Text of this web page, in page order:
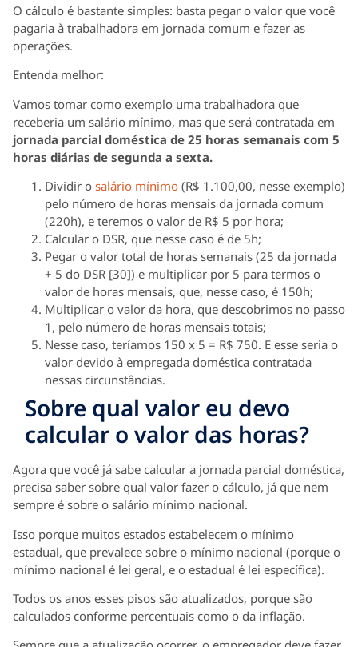
O cálculo é bastante simples: basta pegar o valor que você
pagaria à trabalhadora em jornada comum e fazer as
operações.
Entenda melhor:
Vamos tomar como exemplo uma trabalhadora que
receberia um salário mínimo, mas que será contratada em
jornada parcial doméstica de 25 horas semanais com 5
horas diárias de segunda a sexta.
Dividir o salário mínimo (R$ 1.100,00, nesse exemplo)
pelo número de horas mensais da jornada comum
(220h), e teremos o valor de R$ 5 por hora;
Calcular o DSR, que nesse caso é de 5h;
Pegar o valor total de horas semanais (25 da jornada
+ 5 do DSR [30]) e multiplicar por 5 para termos o
valor de horas mensais, que, nesse caso, é 150h;
Multiplicar o valor da hora, que descobrimos no passo
1, pelo número de horas mensais totais;
Nesse caso, teríamos 150 x 5 = R$ 750. E esse seria o
valor devido à empregada doméstica contratada
nessas circunstâncias.
Sobre qual valor eu devo
calcular o valor das horas?
Agora que você já sabe calcular a jornada parcial doméstica,
precisa saber sobre qual valor fazer o cálculo, já que nem
sempre é sobre o salário mínimo nacional.
Isso porque muitos estados estabelecem o mínimo
estadual, que prevalece sobre o mínimo nacional (porque o
mínimo nacional é lei geral, e o estadual é lei específica).
Todos os anos esses pisos são atualizados, porque são
calculados conforme percentuais como o da inflação.